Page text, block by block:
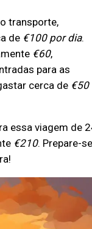
transporte,
de €100 por dia.
€60,
para as
cerca de €50
essa viagem de
€210. Prepare-se